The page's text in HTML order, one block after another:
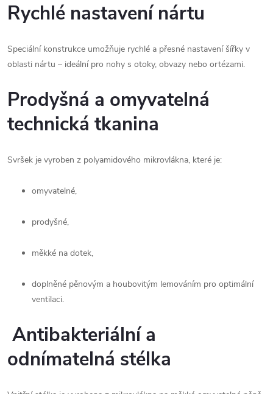
Rychlé nastavení nártu
Speciální konstrukce umožňuje rychlé a přesné nastavení šířky v
oblasti nártu – ideální pro nohy s otoky, obvazy nebo ortézami.
Prodyšná a omyvatelná
technická tkanina
Svršek je vyroben z polyamidového mikrovlákna, které je:
omyvatelné,
prodyšné,
měkké na dotek,
doplněné pěnovým a houbovitým lemováním pro optimální
ventilaci.
Antibakteriální a
odnímatelná stélka